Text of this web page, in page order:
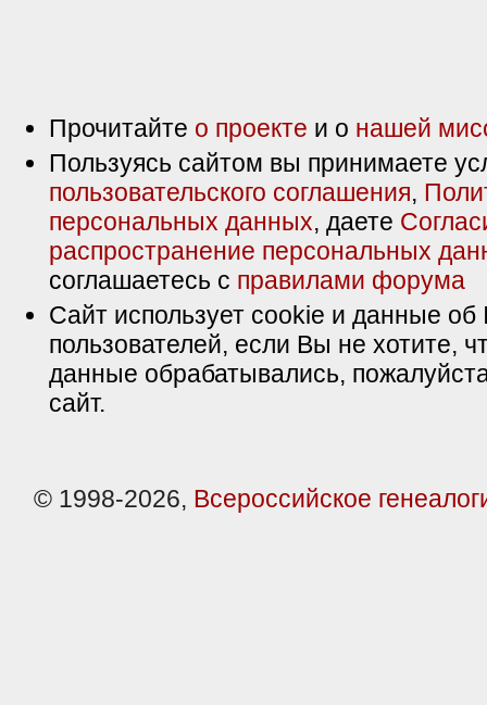
Прочитайте о проекте и о нашей
Пользуясь сайтом вы принимаете
пользовательского соглашения,
персональных данных, даете
распространение персональных
соглашаетесь с правилами форума
Сайт использует cookie и данные об
пользователей, если Вы не хотите,
данные обрабатывались,
сайт.
© 1998-2026, Всероссийское